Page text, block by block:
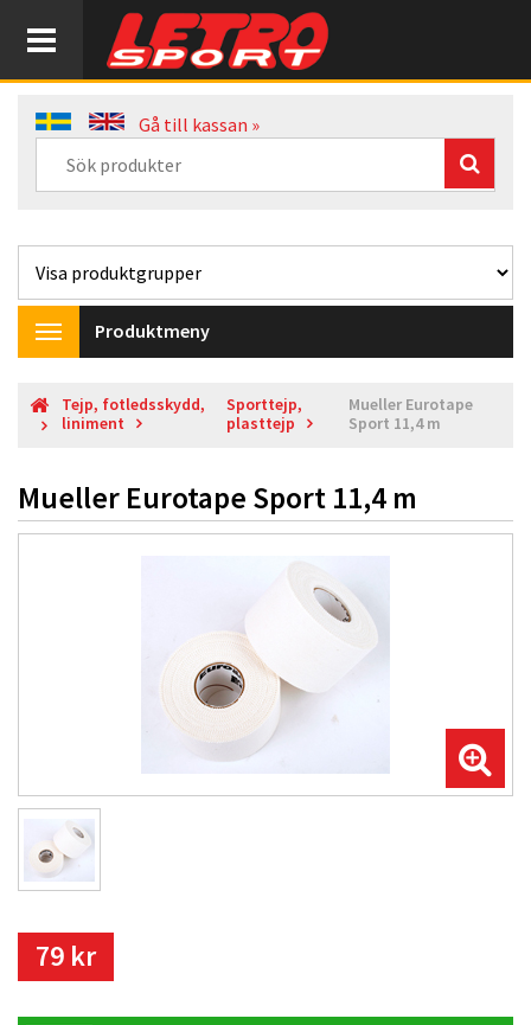
Gå till kassan »
Toggle
navigation
Produktmeny
Tejp, fotledsskydd,
liniment
Sporttejp,
plasttejp
Mueller Eurotape
Sport 11,4 m
Mueller Eurotape Sport 11,4 m
79 kr